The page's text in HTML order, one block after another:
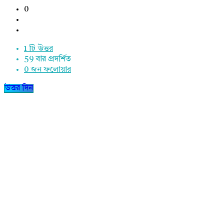
0
1 টি উত্তর
59বার প্রদর্শিত
0 জন ফলোয়ার
উত্তর দিন